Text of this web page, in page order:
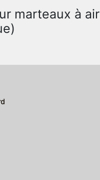
marteaux à air